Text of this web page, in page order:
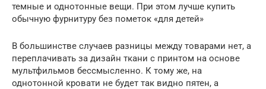
темные и однотонные вещи. При этом лучше купить
обычную фурнитуру без пометок «для детей»
В большинстве случаев разницы между товарами нет, а
переплачивать за дизайн ткани с принтом на основе
мультфильмов бессмысленно. К тому же, на
однотонной кровати не будет так видно пятен, а